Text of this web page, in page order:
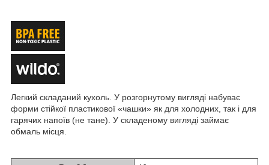
Легкий складаний кухоль. У розгорнутому вигляді набуває
форми стійкої пластикової «чашки» як для холодних, так і для
гарячих напоїв (не тане). У складеному вигляді займає
обмаль місця.